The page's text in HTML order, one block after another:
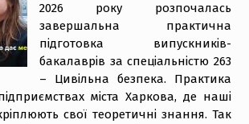
2026 року розпочалась
завершальна практична
підготовка випускників-
бакалаврів за спеціальністю 263
– Цивільна безпека. Практика
міста Харкова, де наші
свої теоретичні знання. Так